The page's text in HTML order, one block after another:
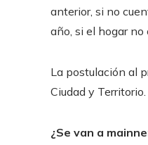
anterior, si no
año, si el hogar no
La postulación al
Ciudad y Territorio.
¿Se van a